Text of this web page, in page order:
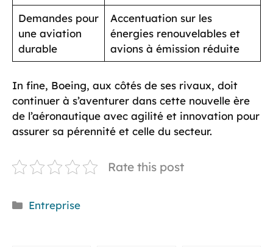
Demandes pour
une aviation
durable
Accentuation sur les
énergies renouvelables et
avions à émission réduite
In fine, Boeing, aux côtés de ses rivaux, doit
continuer à s’aventurer dans cette nouvelle ère
de l’aéronautique avec agilité et innovation pour
assurer sa pérennité et celle du secteur.
Rate this post
Catégories
Entreprise